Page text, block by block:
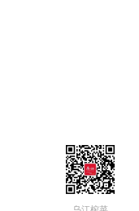
乌江榨菜